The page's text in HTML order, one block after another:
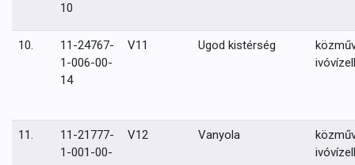
10
10.
11-24767-
1-006-00-
14
V11 Ugod kistérség
11.
11-21777-
1-001-00-
V12 Vanyola